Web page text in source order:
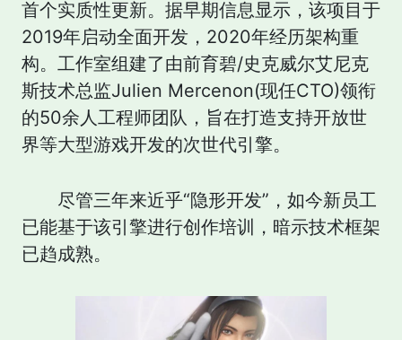
首个实质性更新。据早期信息显示，该项目于
2019年启动全面开发，2020年经历架构重
构。工作室组建了由前育碧/史克威尔艾尼克
斯技术总监Julien Mercenon(现任CTO)领衔
的50余人工程师团队，旨在打造支持开放世
界等大型游戏开发的次世代引擎。
尽管三年来近乎“隐形开发”，如今新员工
已能基于该引擎进行创作培训，暗示技术框架
已趋成熟。